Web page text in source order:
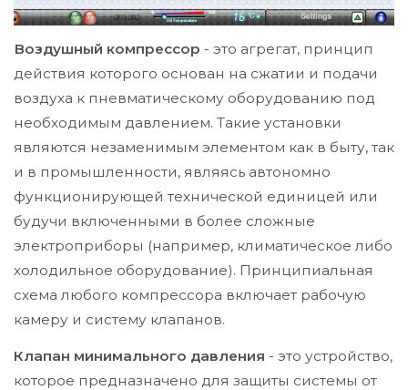
Воздушный компрессор - это агрегат, принцип
действия которого основан на сжатии и подачи
воздуха к пневматическому оборудованию под
необходимым давлением. Такие установки
являются незаменимым элементом как в быту, так
и в промышленности, являясь автономно
функционирующей технической единицей или
будучи включенными в более сложные
электроприборы (например, климатическое либо
холодильное оборудование). Принципиальная
схема любого компрессора включает рабочую
камеру и систему клапанов.
Клапан минимального давления - это устройство,
которое предназначено для защиты системы от